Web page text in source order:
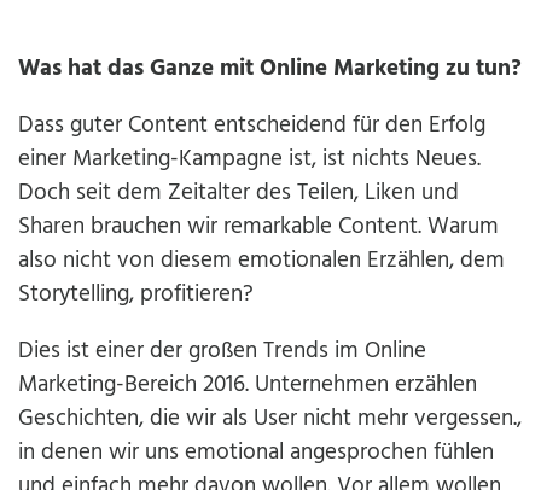
Was hat das Ganze mit Online Marketing zu tun?
Dass guter Content entscheidend für den Erfolg
einer Marketing-Kampagne ist, ist nichts Neues.
Doch seit dem Zeitalter des Teilen, Liken und
Sharen brauchen wir remarkable Content. Warum
also nicht von diesem emotionalen Erzählen, dem
Storytelling, profitieren?
Dies ist einer der großen Trends im Online
Marketing-Bereich 2016. Unternehmen erzählen
Geschichten, die wir als User nicht mehr vergessen.,
in denen wir uns emotional angesprochen fühlen